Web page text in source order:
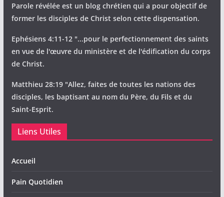
Parole révélée est un blog chrétien qui a pour objectif de
former les disciples de Christ selon cette dispensation.
Ephésiens 4:11-12 "...pour le perfectionnement des saints
en vue de l'œuvre du ministère et de l'édification du corps
de Christ.
Matthieu 28:19 "Allez, faites de toutes les nations des
disciples, les baptisant au nom du Père, du Fils et du
Saint-Esprit.
Liens Utiles
Accueil
Pain Quotidien